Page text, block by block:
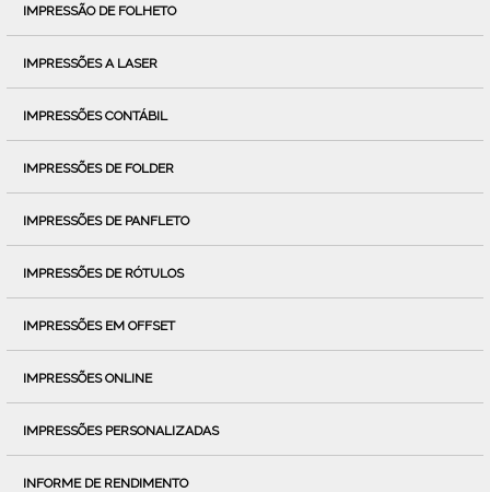
IMPRESSÃO DE FOLHETO
IMPRESSÕES A LASER
IMPRESSÕES CONTÁBIL
IMPRESSÕES DE FOLDER
IMPRESSÕES DE PANFLETO
IMPRESSÕES DE RÓTULOS
IMPRESSÕES EM OFFSET
IMPRESSÕES ONLINE
IMPRESSÕES PERSONALIZADAS
INFORME DE RENDIMENTO